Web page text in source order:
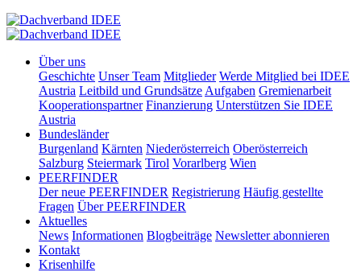
Über uns
Geschichte Unser Team Mitglieder Werde Mitglied bei IDEE
Austria Leitbild und Grundsätze Aufgaben Gremienarbeit
Kooperationspartner Finanzierung Unterstützen Sie IDEE
Austria
Bundesländer
Burgenland Kärnten Niederösterreich Oberösterreich
Salzburg Steiermark Tirol Vorarlberg Wien
PEERFINDER
Der neue PEERFINDER Registrierung Häufig gestellte
Fragen Über PEERFINDER
Aktuelles
News Informationen Blogbeiträge Newsletter abonnieren
Kontakt
Krisenhilfe